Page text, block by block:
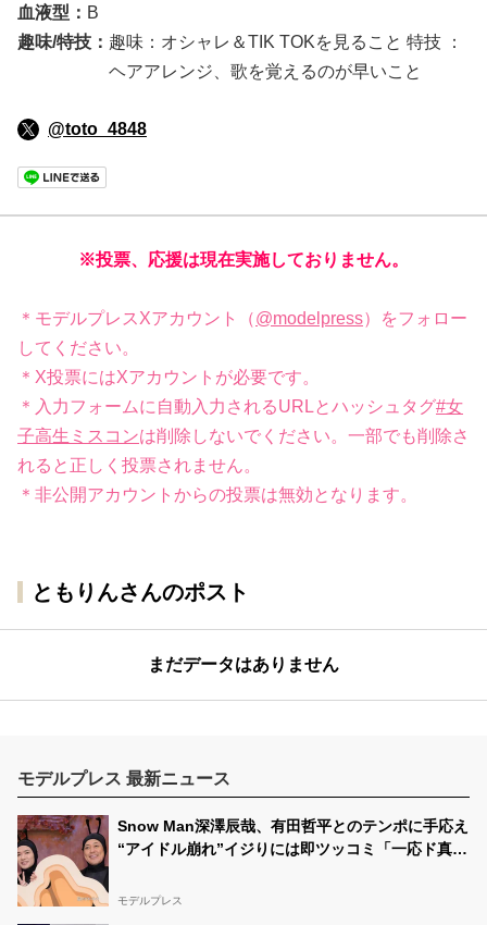
血液型： B
趣味/特技： 趣味：オシャレ＆TIK TOKを見ること 特技 ：
ヘアアレンジ、歌を覚えるのが早いこと
@toto_4848
※投票、応援は現在実施しておりません。
＊モデルプレスXアカウント（@modelpress）をフォロー
してください。
＊X投票にはXアカウントが必要です。
＊入力フォームに自動入力されるURLとハッシュタグ#女
子高生ミスコンは削除しないでください。一部でも削除さ
れると正しく投票されません。
＊非公開アカウントからの投票は無効となります。
ともりんさんのポスト
まだデータはありません
モデルプレス 最新ニュース
Snow Man深澤辰哉、有田哲平とのテンポに手応え
“アイドル崩れ”イジりには即ツッコミ「一応ド真ん
モデルプレス